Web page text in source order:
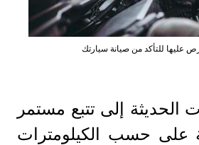
عليها للتأكد من صيانة سيارتك
الحديثة إلى تتبع مستمر
على حسب الكيلومترات